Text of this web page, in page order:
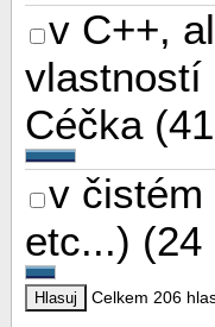
v C++,
vlastností
Céčka(
v čistém
etc...) (24
Celkem 206